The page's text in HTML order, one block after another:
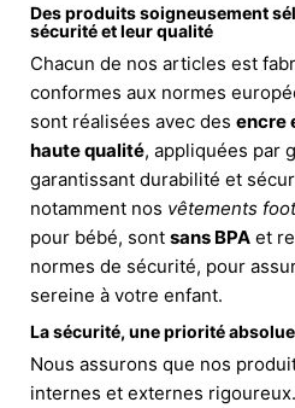
Des produits soigneusement
sécurité et leur qualité
Chacun de nos articles est
conformes aux normes
sont réalisées avec des encre
haute qualité, appliquées par
garantissant durabilité et
notamment nos vêtements
pour bébé, sont sans BPA et
normes de sécurité, pour
sereine à votre enfant.
La sécurité, une priorité absolue
Nous assurons que nos
internes et externes